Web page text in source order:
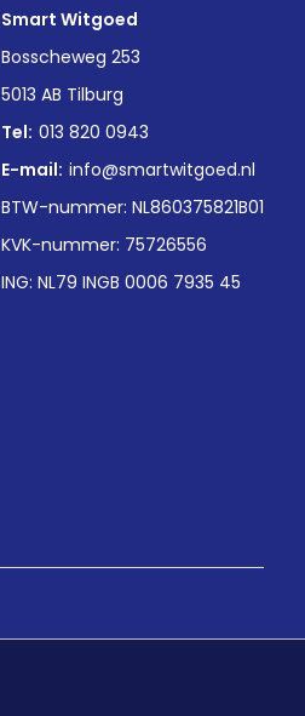
Smart Witgoed
Bosscheweg 253
5013 AB Tilburg
Tel: 013 820 0943
E-mail: info@smartwitgoed.nl
BTW-nummer: NL860375821B01
KVK-nummer: 75726556
ING: NL79 INGB 0006 7935 45